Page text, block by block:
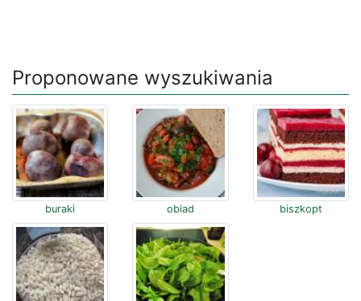
Proponowane wyszukiwania
buraki obiad biszkopt